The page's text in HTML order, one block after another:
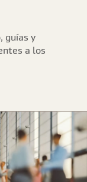
guías y
a los